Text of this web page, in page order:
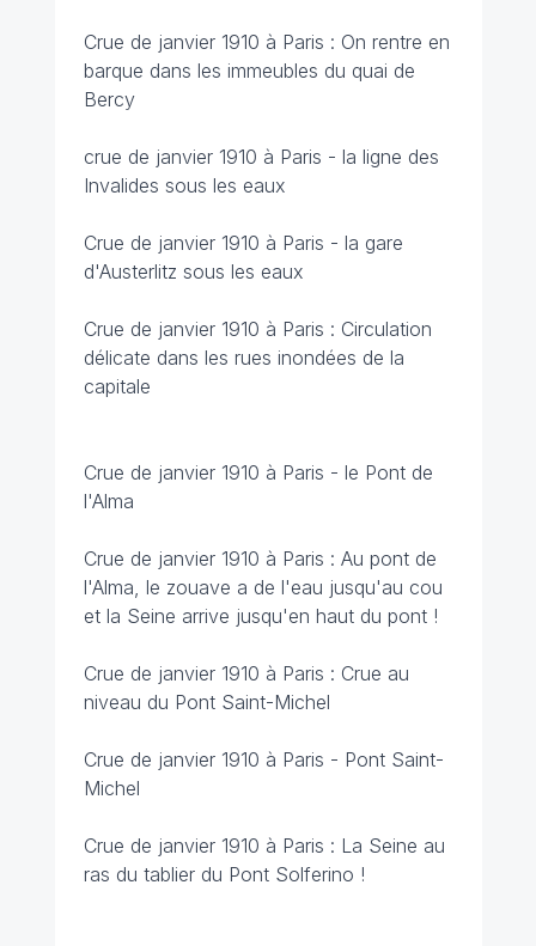
Crue de janvier 1910 à Paris : On rentre en
barque dans les immeubles du quai de
Bercy
crue de janvier 1910 à Paris - la ligne des
Invalides sous les eaux
Crue de janvier 1910 à Paris - la gare
d'Austerlitz sous les eaux
Crue de janvier 1910 à Paris : Circulation
délicate dans les rues inondées de la
capitale
Crue de janvier 1910 à Paris - le Pont de
l'Alma
Crue de janvier 1910 à Paris : Au pont de
l'Alma, le zouave a de l'eau jusqu'au cou
et la Seine arrive jusqu'en haut du pont !
Crue de janvier 1910 à Paris : Crue au
niveau du Pont Saint-Michel
Crue de janvier 1910 à Paris - Pont Saint-
Michel
Crue de janvier 1910 à Paris : La Seine au
ras du tablier du Pont Solferino !